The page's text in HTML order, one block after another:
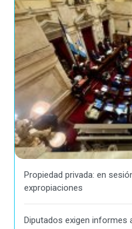
Propiedad privada: en
expropiaciones
Diputados exigen informes